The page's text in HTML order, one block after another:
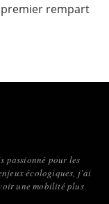
premier rempart
passionné pour les
écologiques, j’ai
une mobilité plus